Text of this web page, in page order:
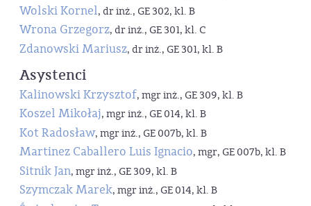
Wolski Kornel, dr inż., GE 302, kl. B
Wrona Grzegorz, dr inż., GE 301, kl. C
Zdanowski Mariusz, dr inż., GE 301, kl. B
Asystenci
Kalinowski Krzysztof, mgr inż., GE 309, kl. B
Koszel Mikołaj, mgr inż., GE 014, kl. B
Kot Radosław, mgr inż., GE 007b, kl. B
Martinez Caballero Luis Ignacio, mgr, GE 007b, kl. B
Sitnik Jan, mgr inż., GE 309, kl. B
Szymczak Marek, mgr inż., GE 014, kl. B